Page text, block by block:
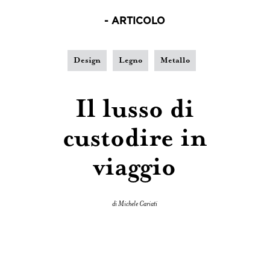
- ARTICOLO
Design Legno Metallo
Il lusso di
custodire in
viaggio
di Michele Cariati